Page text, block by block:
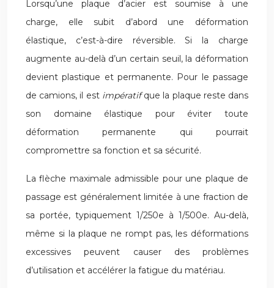
Lorsqu’une plaque d’acier est soumise à une
charge, elle subit d’abord une déformation
élastique, c’est-à-dire réversible. Si la charge
augmente au-delà d’un certain seuil, la déformation
devient plastique et permanente. Pour le passage
de camions, il est impératifque la plaque reste dans
son domaine élastique pour éviter toute
déformation permanente qui pourrait
compromettre sa fonction et sa sécurité.
La flèche maximale admissible pour une plaque de
passage est généralement limitée à une fraction de
sa portée, typiquement 1/250e à 1/500e. Au-delà,
même si la plaque ne rompt pas, les déformations
excessives peuvent causer des problèmes
d’utilisation et accélérer la fatigue du matériau.